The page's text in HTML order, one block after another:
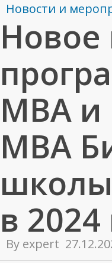
Новости и
Новое
MBA
MBA
в 2024
By expert